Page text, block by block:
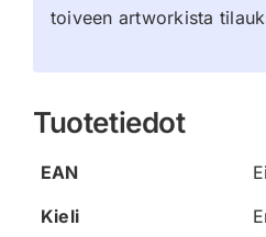
toiveen artworkista
Tuotetiedot
EAN
Kieli